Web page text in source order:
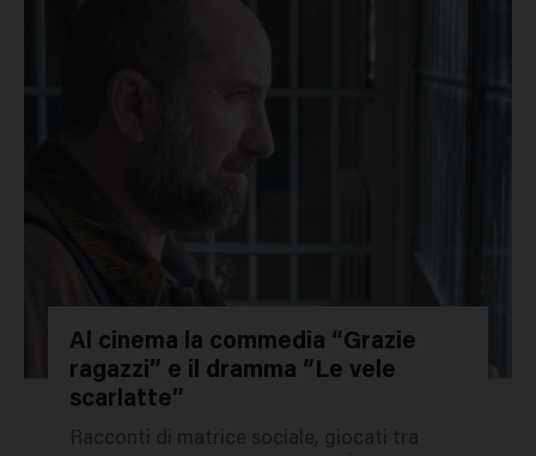
52102
Al cinema la commedia “Grazie
ragazzi” e il dramma “Le vele
scarlatte”
Racconti di matrice sociale, giocati tra